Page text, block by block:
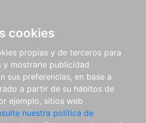
cookies
propias y de terceros para
y mostrarle publicidad
sus preferencias, en base a
a partir de su hábitos de
ejemplo, sitios web
nuestra política de